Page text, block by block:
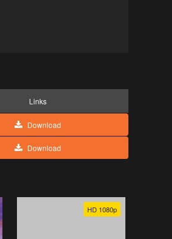
Links
Download
Download
HD 1080p